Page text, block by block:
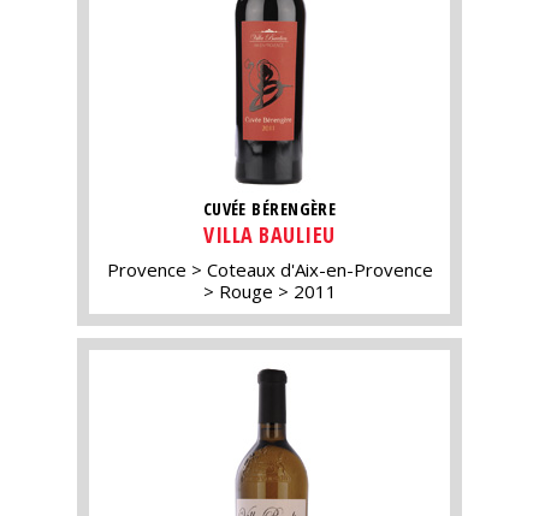
CUVÉE BÉRENGÈRE
VILLA BAULIEU
Provence
Coteaux d'Aix-en-Provence
Rouge
2011